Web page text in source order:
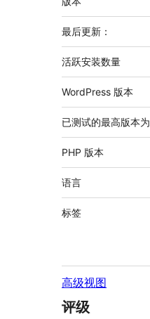
外
信
息
最后更新：
活跃安装数量
WordPress 版本
已测试的最高版本为
PHP 版本
语言
标签
高级视图
评级